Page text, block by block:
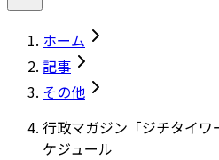
ホーム
記事
その他
行政マガジン「ジチタイ
ケジュール